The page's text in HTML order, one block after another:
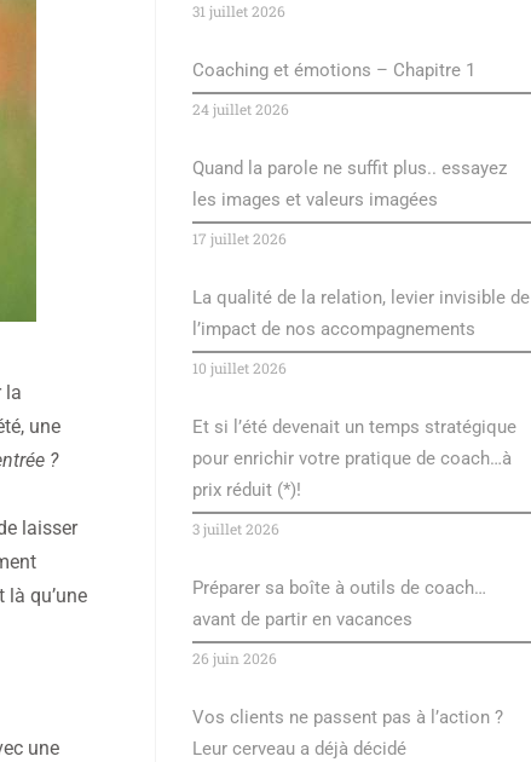
la
une
?
laisser
qu’une
une
31 juillet 2026
Coaching et émotions – Chapitre 1
24 juillet 2026
Quand la parole ne suffit plus.. essayez
les images et valeurs imagées
17 juillet 2026
La qualité de la relation, levier invisible de
l’impact de nos accompagnements
10 juillet 2026
Et si l’été devenait un temps stratégique
pour enrichir votre pratique de coach…à
prix réduit (*)!
3 juillet 2026
Préparer sa boîte à outils de coach…
avant de partir en vacances
26 juin 2026
Vos clients ne passent pas à l’action ?
Leur cerveau a déjà décidé